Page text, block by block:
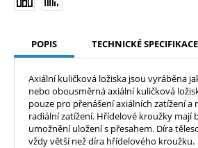
POPIS TECHNICKÉ SPECIFIKACE
Axiální kuličková ložiska jsou vyráběna
nebo obousměrná axiální kuličková
pouze pro přenášení axiálních zatížení a
radiální zatížení. Hřídelové kroužky mají
umožnění uložení s přesahem. Díra
vždy větší než díra hřídelového kroužku.